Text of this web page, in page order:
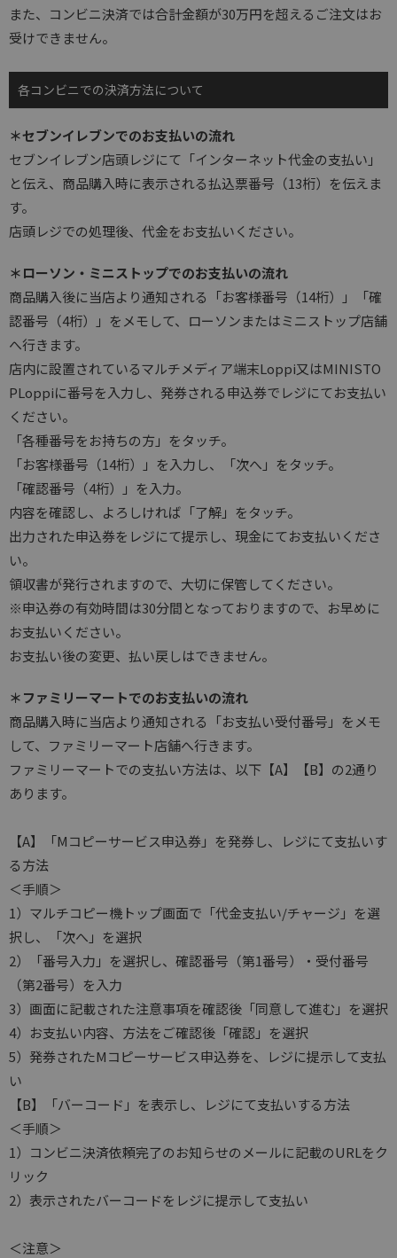
また、コンビニ決済では合計金額が30万円を超えるご注文はお
受けできません。
各コンビニでの決済方法について
＊セブンイレブンでのお支払いの流れ
セブンイレブン店頭レジにて「インターネット代金の支払い」
と伝え、商品購入時に表示される払込票番号（13桁）を伝えま
す。
店頭レジでの処理後、代金をお支払いください。
＊ローソン・ミニストップでのお支払いの流れ
商品購入後に当店より通知される「お客様番号（14桁）」「確
認番号（4桁）」をメモして、ローソンまたはミニストップ店舗
へ行きます。
店内に設置されているマルチメディア端末Loppi又はMINISTO
PLoppiに番号を入力し、発券される申込券でレジにてお支払い
ください。
「各種番号をお持ちの方」をタッチ。
「お客様番号（14桁）」を入力し、「次へ」をタッチ。
「確認番号（4桁）」を入力。
内容を確認し、よろしければ「了解」をタッチ。
出力された申込券をレジにて提示し、現金にてお支払いくださ
い。
領収書が発行されますので、大切に保管してください。
※申込券の有効時間は30分間となっておりますので、お早めに
お支払いください。
お支払い後の変更、払い戻しはできません。
＊ファミリーマートでのお支払いの流れ
商品購入時に当店より通知される「お支払い受付番号」をメモ
して、ファミリーマート店舗へ行きます。
ファミリーマートでの支払い方法は、以下【A】【B】の2通り
あります。
【A】「Mコピーサービス申込券」を発券し、レジにて支払いす
る方法
＜手順＞
1）マルチコピー機トップ画面で「代金支払い/チャージ」を選
択し、「次へ」を選択
2）「番号入力」を選択し、確認番号（第1番号）・受付番号
（第2番号）を入力
3）画面に記載された注意事項を確認後「同意して進む」を選択
4）お支払い内容、方法をご確認後「確認」を選択
5）発券されたMコピーサービス申込券を、レジに提示して支払
い
【B】「バーコード」を表示し、レジにて支払いする方法
＜手順＞
1）コンビニ決済依頼完了のお知らせのメールに記載のURLをク
リック
2）表示されたバーコードをレジに提示して支払い
＜注意＞